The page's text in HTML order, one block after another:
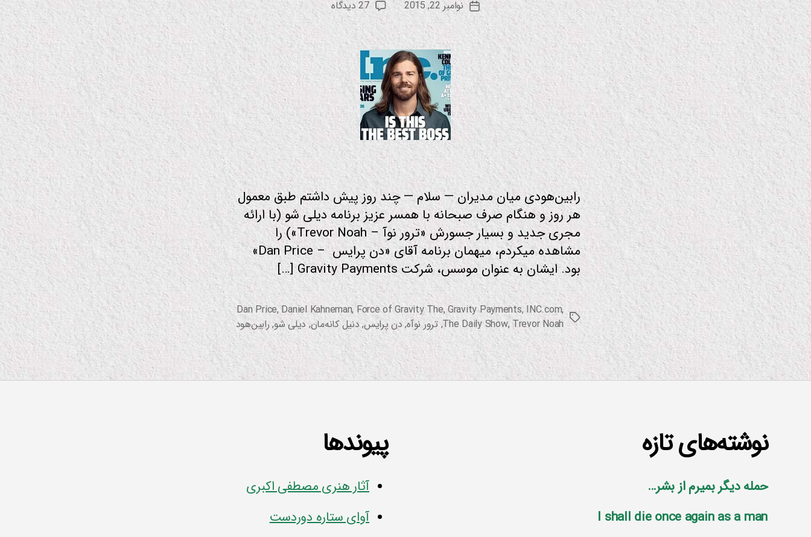
م
و
فن
او
ر
ی
نک
ل
ب
نوشته
ع
و
تاریخ
نوشته
نوامبر 22, 2015 27 دیدگاه
برای
رابین‌هود
مدیران
رابین‌هودی میان مدیران — سلام — چند روز پیش داشتم طبق معمول
هر روز و هنگام صرف صبحانه با همسر عزیز برنامه دیلی شو (با ارائه
مجری جدید و بسیار جسورش «ترور نوآ – Trevor Noah») را
مشاهده میکردم، میهمان برنامه آقای «دن پرایس – Dan Price»
بود. ایشان به عنوان موسس، شرکت Gravity Payments […]
برچسب‌ها
Dan Price,Daniel Kahneman,Force of Gravity The,Gravity Payments, INC.com,
The Daily Show, Trevor Noah
,ترور نوآه, دن پرایس,دنیل کانه‌مان, دیلی شو, رابین‌هود
نوشته‌های تازه
حمله دیگر بمیرم از بشر…
I shall die once again as a man
پیوندها
آثار هنری مصطفی اکبری
آوای ستاره دوردست